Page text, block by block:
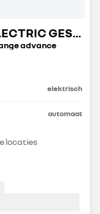
NIEUWE MASTER E-TECH ELECTRIC GESLOTEN TRANSPORT
advance
elektrisch
automaat
locaties